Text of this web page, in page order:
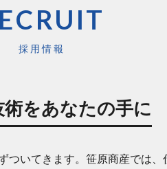
採用情報
をあなたの手に
ついてきます。笹原商産では、